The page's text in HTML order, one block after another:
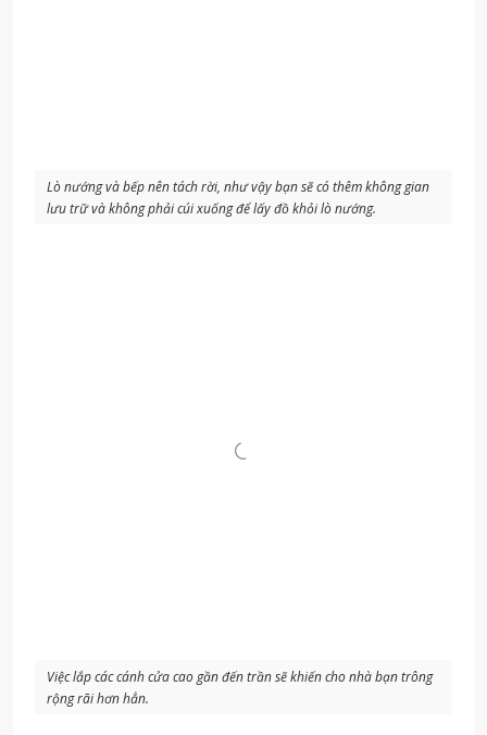
Lò nướng và bếp nên tách rời, như vậy bạn sẽ có thêm không gian
lưu trữ và không phải cúi xuống để lấy đồ khỏi lò nướng.
Việc lắp các cánh cửa cao gần đến trần sẽ khiến cho nhà bạn trông
rộng rãi hơn hẳn.